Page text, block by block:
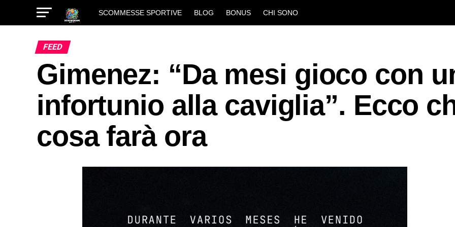
SCOMMESSE SPORTIVE BLOG BONUS CHI SONO
FEED
Gimenez: “Da mesi gioco con
infortunio alla caviglia”. Ecco
cosa farà ora